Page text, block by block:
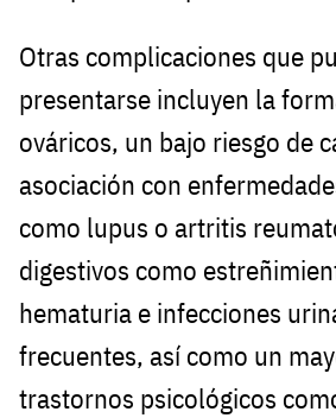
Otras complicaciones que
presentarse incluyen la
ováricos, un bajo riesgo de
asociación con
como lupus o artritis
digestivos como
hematuria e infecciones
frecuentes, así como un
trastornos psicológicos